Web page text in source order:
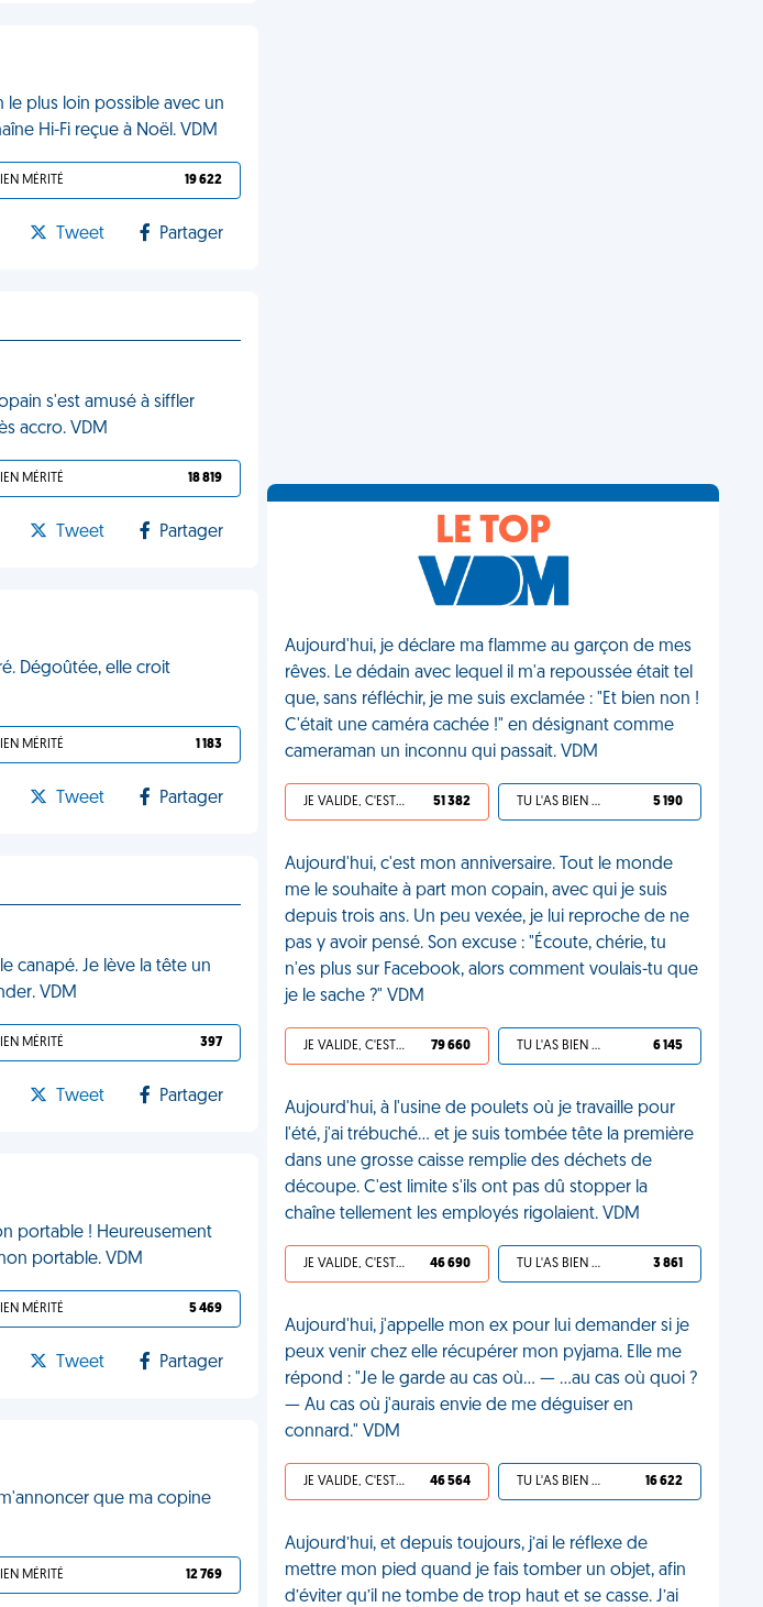
le plus loin possible avec un
Hi-Fi reçue à Noël. VDM
MÉRITÉ 19 622
Tweet Partager
s'est amusé à siffler
accro. VDM
MÉRITÉ 18 819
Tweet Partager
Dégoûtée, elle croit
MÉRITÉ 1 183
Tweet Partager
canapé. Je lève la tête un
VDM
MÉRITÉ 397
Tweet Partager
portable ! Heureusement
portable. VDM
MÉRITÉ 5 469
Tweet Partager
que ma copine
MÉRITÉ 12 769
LE TOP
Aujourd'hui, je déclare ma flamme au garçon de mes
rêves. Le dédain avec lequel il m'a repoussée était tel
que, sans réfléchir, je me suis exclamée : "Et bien non !
C'était une caméra cachée !" en désignant comme
cameraman un inconnu qui passait. VDM
JE VALIDE, C'EST UNE VDM 51 382 TU L'AS BIEN MÉRITÉ 5 190
Aujourd'hui, c'est mon anniversaire. Tout le monde
me le souhaite à part mon copain, avec qui je suis
depuis trois ans. Un peu vexée, je lui reproche de ne
pas y avoir pensé. Son excuse : "Écoute, chérie, tu
n'es plus sur Facebook, alors comment voulais-tu que
je le sache ?" VDM
JE VALIDE, C'EST UNE VDM 79 660 TU L'AS BIEN MÉRITÉ 6 145
Aujourd'hui, à l'usine de poulets où je travaille pour
l'été, j'ai trébuché… et je suis tombée tête la première
dans une grosse caisse remplie des déchets de
découpe. C'est limite s'ils ont pas dû stopper la
chaîne tellement les employés rigolaient. VDM
JE VALIDE, C'EST UNE VDM 46 690 TU L'AS BIEN MÉRITÉ 3 861
Aujourd'hui, j'appelle mon ex pour lui demander si je
peux venir chez elle récupérer mon pyjama. Elle me
répond : "Je le garde au cas où... — ...au cas où quoi ?
— Au cas où j'aurais envie de me déguiser en
connard." VDM
JE VALIDE, C'EST UNE VDM 46 564 TU L'AS BIEN MÉRITÉ 16 622
Aujourd’hui, et depuis toujours, j’ai le réflexe de
mettre mon pied quand je fais tomber un objet, afin
d’éviter qu’il ne tombe de trop haut et se casse. J’ai